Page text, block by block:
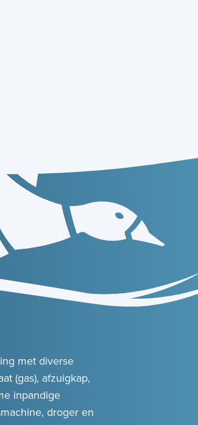
met diverse
(gas), afzuigkap,
inpandige
droger en